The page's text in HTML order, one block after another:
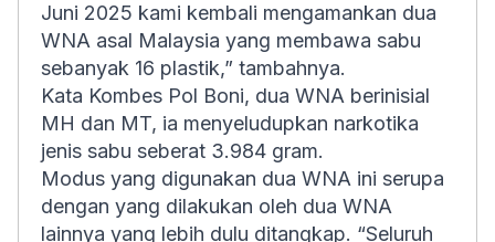
Juni 2025 kami kembali mengamankan dua
WNA asal Malaysia yang membawa sabu
sebanyak 16 plastik,” tambahnya.
Kata Kombes Pol Boni, dua WNA berinisial
MH dan MT, ia menyeludupkan narkotika
jenis sabu seberat 3.984 gram.
Modus yang digunakan dua WNA ini serupa
dengan yang dilakukan oleh dua WNA
lainnya yang lebih dulu ditangkap. “Seluruh